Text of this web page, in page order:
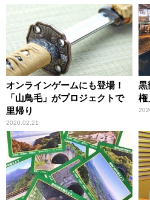
オンラインゲームにも登場！
「山鳥毛」がプロジェクトで
里帰り
2020.02.21
黒
権